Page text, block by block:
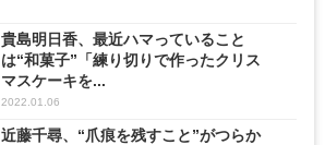
貴島明日香、最近ハマっていること
は“和菓子”「練り切りで作ったクリス
マスケーキを...
2022.01.06
近藤千尋、“爪痕を残すこと”がつらか